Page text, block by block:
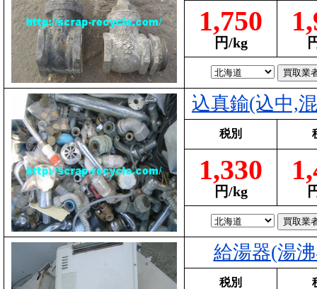
1,750
円/kg
込真鍮(込中,
税別
1,330
円/kg
給湯器(湯
税別